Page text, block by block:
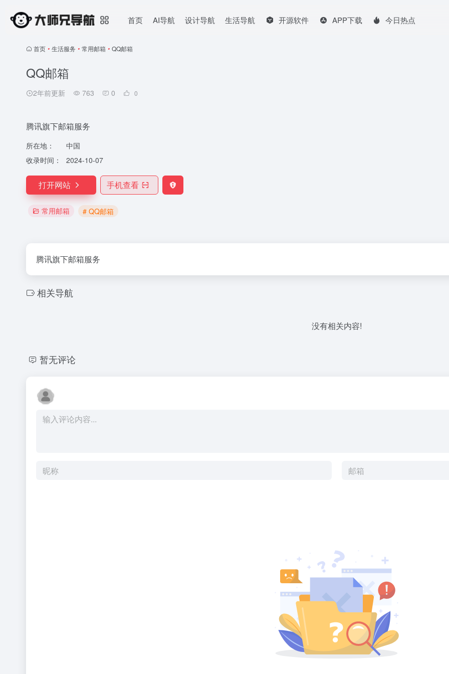
首页 AI导航 设计导航 生活导航 开源软件 APP下载 今日热点
首页 • 生活服务 • 常用邮箱 • QQ邮箱
QQ邮箱
2年前更新 763 0 0
腾讯旗下邮箱服务
所在地：
中国
收录时间：
2024-10-07
打开网站 手机查看
常用邮箱 # QQ邮箱
腾讯旗下邮箱服务
相关导航
没有相关内容!
暂无评论